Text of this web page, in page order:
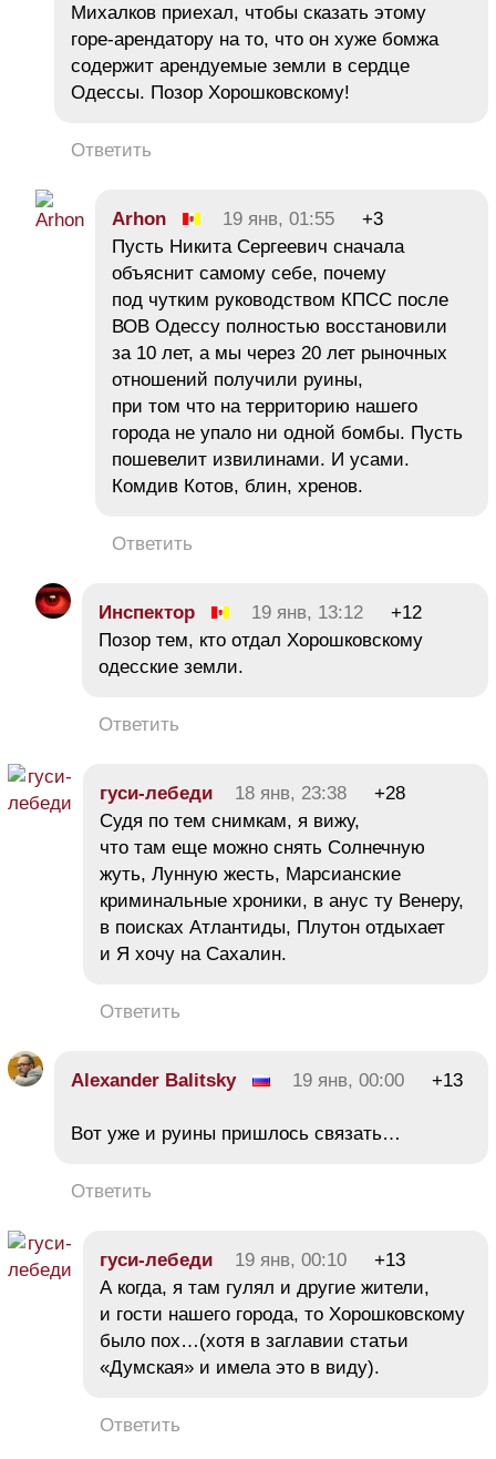
Михалков приехал, чтобы сказать этому
горе-арендатору на то, что он хуже бомжа
содержит арендуемые земли в сердце
Одессы. Позор Хорошковскому!
Ответить
Arhon 19 янв, 01:55
+3
Пусть Никита Сергеевич сначала
объяснит самому себе, почему
под чутким руководством КПСС после
ВОВ Одессу полностью восстановили
за 10 лет, а мы через 20 лет рыночных
отношений получили руины,
при том что на территорию нашего
города не упало ни одной бомбы. Пусть
пошевелит извилинами. И усами.
Комдив Котов, блин, хренов.
Ответить
Инспектор 19 янв, 13:12
+12
Позор тем, кто отдал Хорошковскому
одесские земли.
Ответить
гуси-лебеди 18 янв, 23:38
+28
Судя по тем снимкам, я вижу,
что там еще можно снять Солнечную
жуть, Лунную жесть, Марсианские
криминальные хроники, в анус ту Венеру,
в поисках Атлантиды, Плутон отдыхает
и Я хочу на Сахалин.
Ответить
Alexander Balitsky 19 янв, 00:00 +13
Вот уже и руины пришлось связать…
Ответить
гуси-лебеди 19 янв, 00:10
+13
А когда, я там гулял и другие жители,
и гости нашего города, то Хорошковскому
было пох…(хотя в заглавии статьи
«Думская» и имела это в виду).
Ответить